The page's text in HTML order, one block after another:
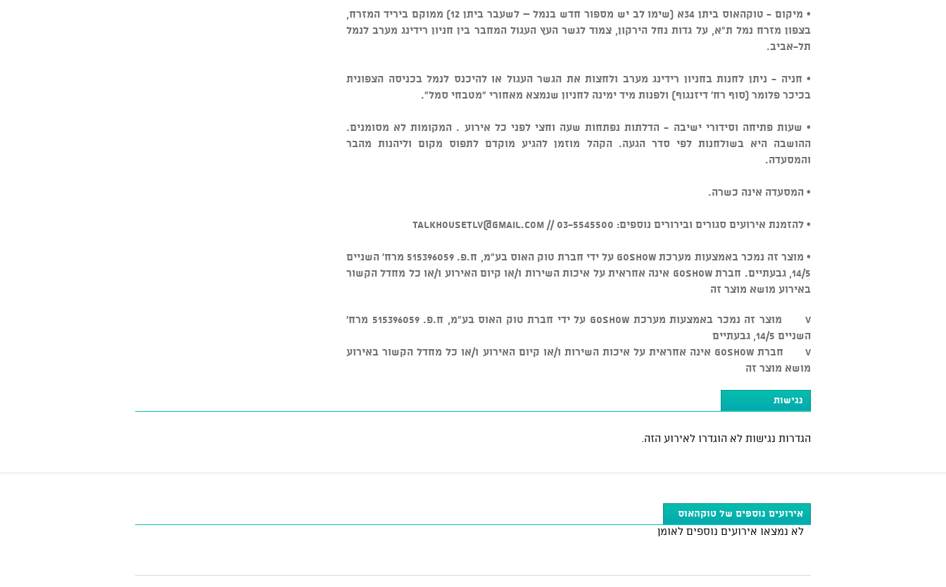
• מיקום - טוקהאוס ביתן 34א (שימו לב יש מספור חדש בנמל – לשעבר ביתן 12) ממוקם ביריד המזרח,
בצפון מזרח נמל ת"א, על גדות נחל הירקון, צמוד לגשר העץ העגול המחבר בין חניון רידינג מערב לנמל
תל-אביב.
• חניה - ניתן לחנות בחניון רידינג מערב ולחצות את הגשר העגול או להיכנס לנמל בכניסה הצפונית
בכיכר פלומר (סוף רח' דיזנגוף) ולפנות מיד ימינה לחניון שנמצא מאחורי "מטבחי סמל".
• שעות פתיחה וסידורי ישיבה - הדלתות נפתחות שעה וחצי לפני כל אירוע . המקומות לא מסומנים.
ההושבה היא בשולחנות לפי סדר הגעה. הקהל מוזמן להגיע מוקדם לתפוס מקום וליהנות מהבר
והמסעדה.
• המסעדה אינה כשרה.
• להזמנת אירועים סגורים ובירורים נוספים: 03-5545500 // talkhousetlv@gmail.com
• מוצר זה נמכר באמצעות מערכת GOSHOW על ידי חברת טוק האוס בע"מ, ח.פ. 515396059 מרח' השניים
14/5, גבעתיים. חברת GOSHOW אינה אחראית על איכות השירות ו/או קיום האירוע ו/או כל מחדל הקשור
באירוע מושא מוצר זה
v מוצר זה נמכר באמצעות מערכת GOSHOW על ידי חברת טוק האוס בע"מ, ח.פ. 515396059 מרח'
השניים 14/5, גבעתיים
v חברת GOSHOW אינה אחראית על איכות השירות ו/או קיום האירוע ו/או כל מחדל הקשור באירוע
מושא מוצר זה
נגישות
הגדרות נגישות לא הוגדרו לאירוע הזה.
אירועים נוספים של טוקהאוס
לא נמצאו אירועים נוספים לאומן